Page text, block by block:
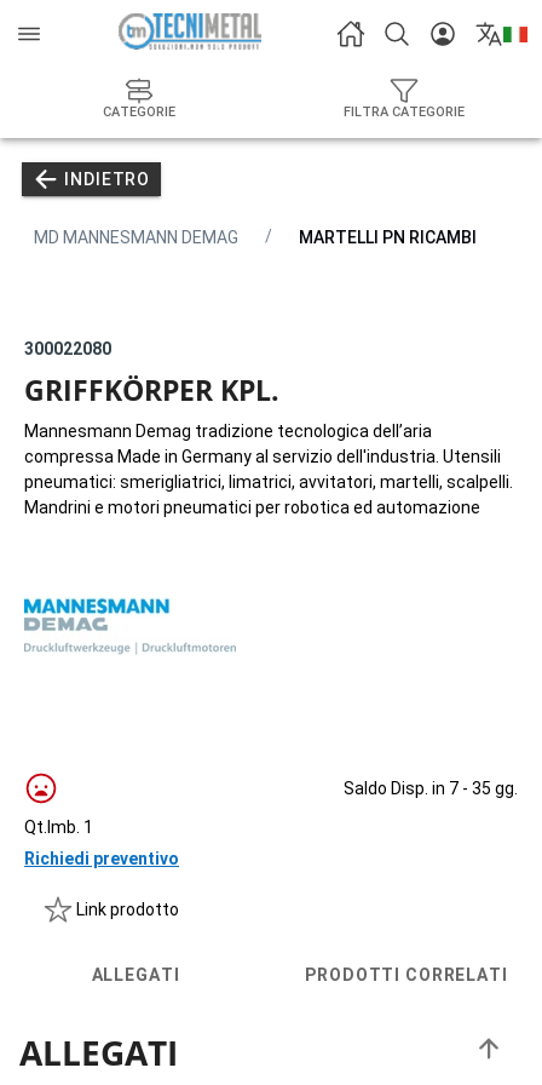
CATEGORIE FILTRA CATEGORIE
INDIETRO
MD MANNESMANN DEMAG MARTELLI PN RICAMBI
300022080
GRIFFKÖRPER KPL.
Mannesmann Demag tradizione tecnologica dell’aria
compressa Made in Germany al servizio dell'industria. Utensili
pneumatici: smerigliatrici, limatrici, avvitatori, martelli, scalpelli.
Mandrini e motori pneumatici per robotica ed automazione
Saldo Disp. in 7 - 35 gg.
Qt.Imb. 1
Richiedi preventivo
Link prodotto
ALLEGATI PRODOTTI CORRELATI
ALLEGATI